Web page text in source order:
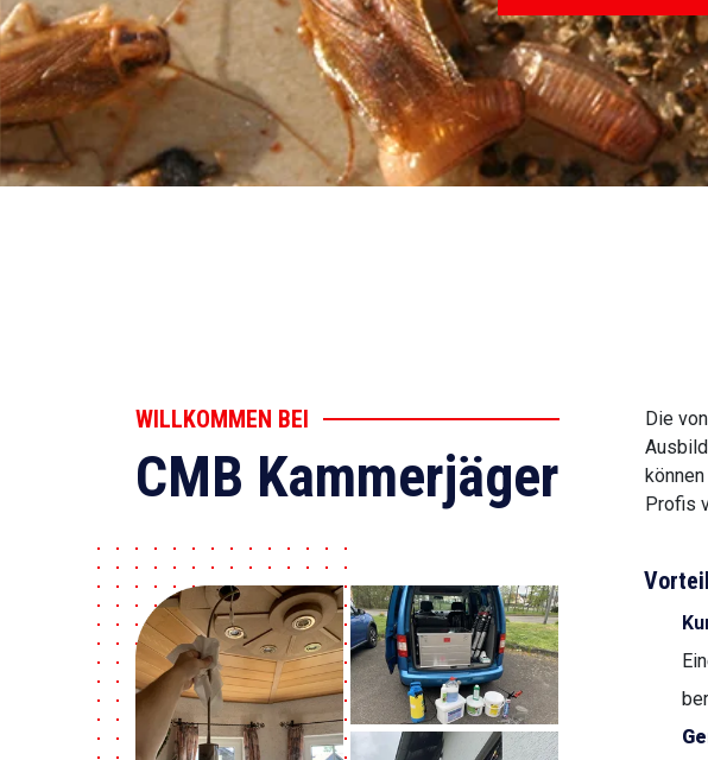
WILLKOMMEN BEI
CMB Kammerjäger
Die
Profis